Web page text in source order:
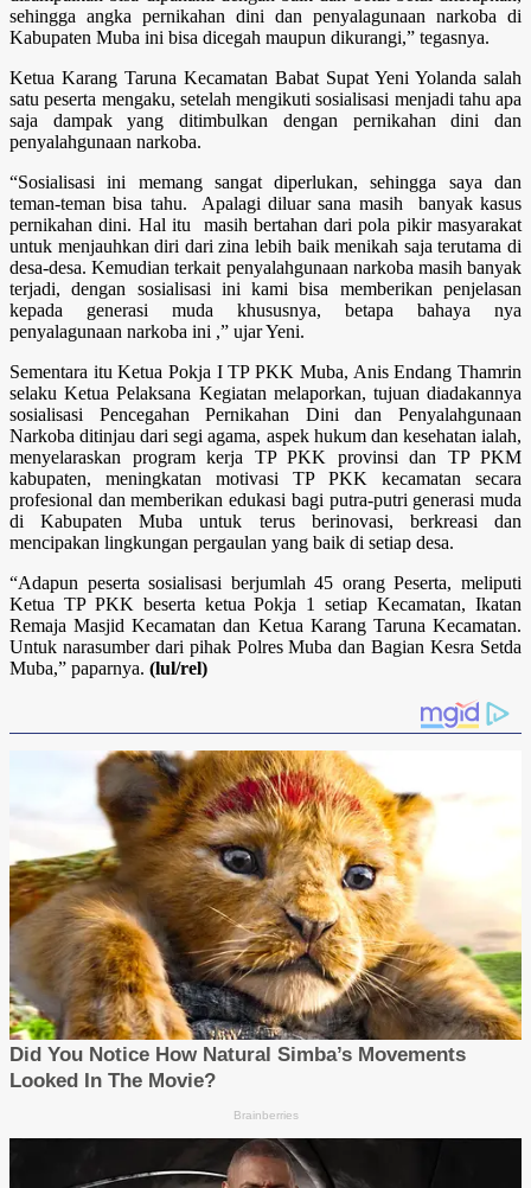
sehingga angka pernikahan dini dan penyalagunaan narkoba di
Kabupaten Muba ini bisa dicegah maupun dikurangi,” tegasnya.
Ketua Karang Taruna Kecamatan Babat Supat Yeni Yolanda salah
satu peserta mengaku, setelah mengikuti sosialisasi menjadi tahu apa
saja dampak yang ditimbulkan dengan pernikahan dini dan
penyalahgunaan narkoba.
“Sosialisasi ini memang sangat diperlukan, sehingga saya dan
teman-teman bisa tahu. Apalagi diluar sana masih banyak kasus
pernikahan dini. Hal itu masih bertahan dari pola pikir masyarakat
untuk menjauhkan diri dari zina lebih baik menikah saja terutama di
desa-desa. Kemudian terkait penyalahgunaan narkoba masih banyak
terjadi, dengan sosialisasi ini kami bisa memberikan penjelasan
kepada generasi muda khususnya, betapa bahaya nya
penyalagunaan narkoba ini ,” ujar Yeni.
Sementara itu Ketua Pokja I TP PKK Muba, Anis Endang Thamrin
selaku Ketua Pelaksana Kegiatan melaporkan, tujuan diadakannya
sosialisasi Pencegahan Pernikahan Dini dan Penyalahgunaan
Narkoba ditinjau dari segi agama, aspek hukum dan kesehatan ialah,
menyelaraskan program kerja TP PKK provinsi dan TP PKM
kabupaten, meningkatan motivasi TP PKK kecamatan secara
profesional dan memberikan edukasi bagi putra-putri generasi muda
di Kabupaten Muba untuk terus berinovasi, berkreasi dan
mencipakan lingkungan pergaulan yang baik di setiap desa.
“Adapun peserta sosialisasi berjumlah 45 orang Peserta, meliputi
Ketua TP PKK beserta ketua Pokja 1 setiap Kecamatan, Ikatan
Remaja Masjid Kecamatan dan Ketua Karang Taruna Kecamatan.
Untuk narasumber dari pihak Polres Muba dan Bagian Kesra Setda
Muba,” paparnya. (lul/rel)